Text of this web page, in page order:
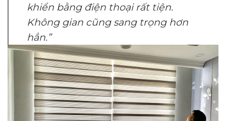
khiển bằng điện thoại rất tiện.
Không gian cũng sang trọng hơn
hẳn.”